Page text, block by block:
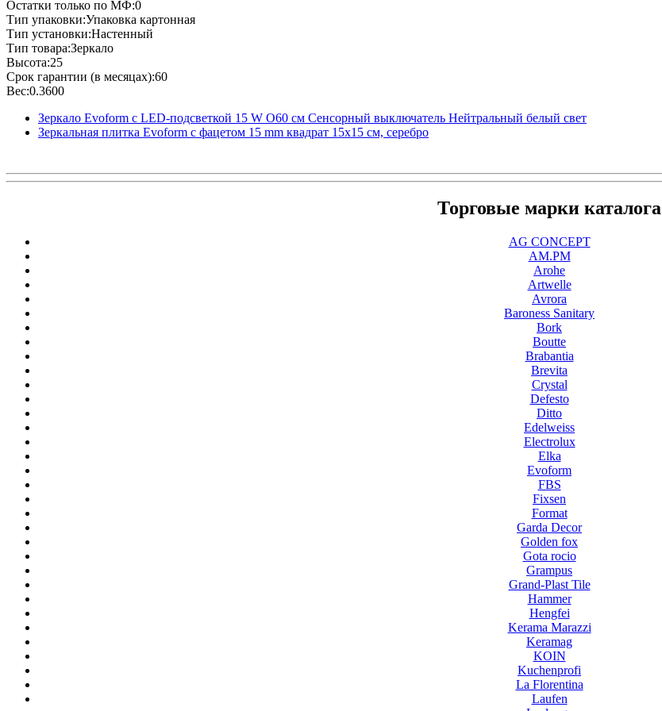
Остатки только по МФ:0
Тип упаковки:Упаковка картонная
Тип установки:Настенный
Тип товара:Зеркало
Высота:25
Срок гарантии (в месяцах):60
Вес:0.3600
Зеркало Evoform с LED-подсветкой 15 W O60 см Сенсорный выключатель Нейтральный белый свет
Зеркальная плитка Evoform с фацетом 15 mm квадрат 15х15 см, серебро
Торговые марки каталога
AG CONCEPT
AM.PM
Arohe
Artwelle
Avrora
Baroness Sanitary
Bork
Boutte
Brabantia
Brevita
Crystal
Defesto
Ditto
Edelweiss
Electrolux
Elka
Evoform
FBS
Fixsen
Format
Garda Decor
Golden fox
Gota rocio
Grampus
Grand-Plast Tile
Hammer
Hengfei
Kerama Marazzi
Keramag
KOIN
Kuchenprofi
La Florentina
Laufen